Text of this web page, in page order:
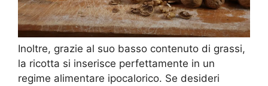
Inoltre, grazie al suo basso contenuto di grassi,
la ricotta si inserisce perfettamente in un
regime alimentare ipocalorico. Se desideri